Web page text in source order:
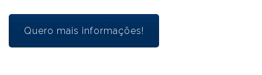
Quero mais informações!